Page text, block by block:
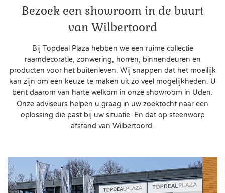
Bezoek een showroom in de buurt
van Wilbertoord
Bij Topdeal Plaza hebben we een ruime collectie
raamdecoratie, zonwering, horren, binnendeuren en
producten voor het buitenleven. Wij snappen dat het moeilijk
kan zijn om een keuze te maken uit zo veel mogelijkheden. U
bent daarom van harte welkom in onze showroom in Uden.
Onze adviseurs helpen u graag in uw zoektocht naar een
oplossing die past bij uw situatie. En dat op steenworp
afstand van Wilbertoord.